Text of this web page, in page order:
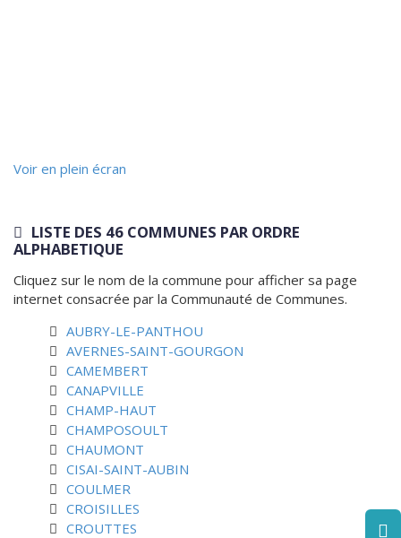
Voir en plein écran
LISTE DES 46 COMMUNES PAR ORDRE
ALPHABETIQUE
Cliquez sur le nom de la commune pour afficher sa page
internet consacrée par la Communauté de Communes.
AUBRY-LE-PANTHOU
AVERNES-SAINT-GOURGON
CAMEMBERT
CANAPVILLE
CHAMP-HAUT
CHAMPOSOULT
CHAUMONT
CISAI-SAINT-AUBIN
COULMER
CROISILLES
CROUTTES